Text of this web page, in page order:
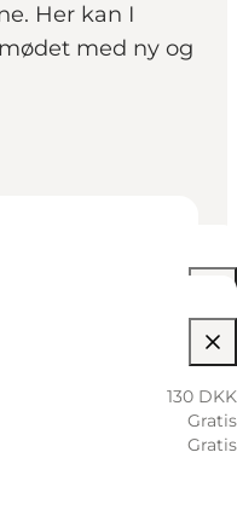
Her kan I
med ny og
10:00 AM–05:00 PM
130 DKK
Gratis
Gratis